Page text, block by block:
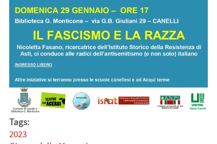
Tags:
2023